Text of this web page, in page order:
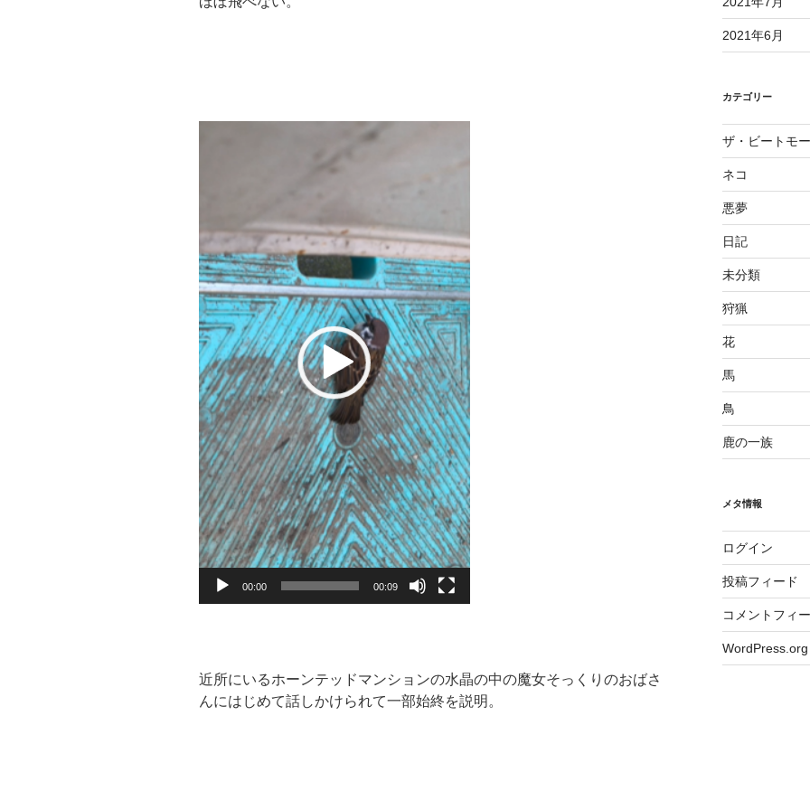
ヤ
ー
00:00 00:09
近所にいるホーンテッドマンションの水晶の中の魔女そっくりのおばさ
んにはじめて話しかけられて一部始終を説明。
2021年6月
カテゴリー
ザ・ビートモ
ネコ
悪夢
日記
未分類
狩猟
花
馬
鳥
鹿の一族
メタ情報
ログイン
投稿フィード
コメントフィ
WordPress.org